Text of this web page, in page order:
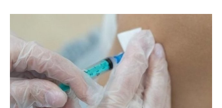
КИБЕРСПОРТ
ФИГУРНОЕ КАТАНИЕ
ВОДНЫЕ ВИДЫ СПОРТА
ХОККЕЙ С МЯЧОМ
КУЛЬТУРА
МЕДИЦИНА
ОБРАЗОВАНИЕ
ПРОИСШЕСТВИЯ
СПИСОК КОМПАНИЙ
ПОЛНАЯ ВЕРСИЯ